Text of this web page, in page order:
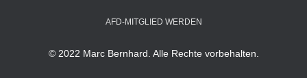
AFD-MITGLIED WERDEN
© 2022 Marc Bernhard. Alle Rechte vorbehalten.